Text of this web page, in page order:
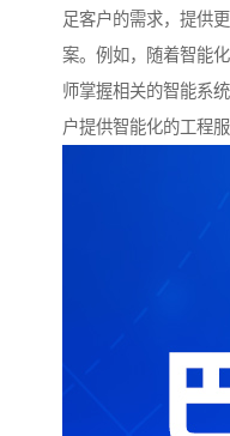
足客户的需求，提供
案。例如，随着智能
师掌握相关的智能系
户提供智能化的工程服